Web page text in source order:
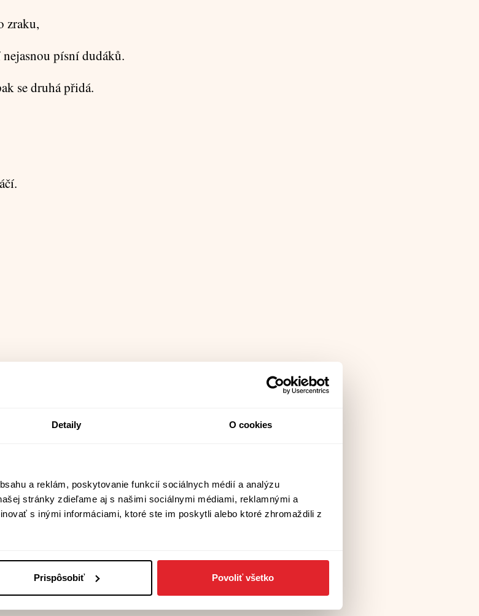
Detaily O cookies
a reklám, poskytovanie funkcií sociálnych médií a analýzu
stránky zdieľame aj s našimi sociálnymi médiami, reklamnými a
s inými informáciami, ktoré ste im poskytli alebo ktoré zhromaždili z
Prispôsobiť Povoliť všetko
zraku,
písní dudáků.
se druhá přidá.
smát?